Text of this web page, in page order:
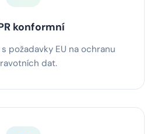
konformní
požadavky EU na ochranu
dat.